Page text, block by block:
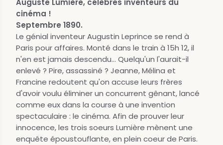
Auguste Lumière, célèbres inventeurs du
cinéma !
Septembre 1890.
Le génial inventeur Augustin Leprince se rend à
Paris pour affaires. Monté dans le train à 15h 12, il
n'en est jamais descendu... Quelqu'un l'aurait-il
enlevé ? Pire, assassiné ? Jeanne, Mélina et
Francine redoutent qu'on accuse leurs frères
d'avoir voulu éliminer un concurrent gênant, lancé
comme eux dans la course à une invention
spectaculaire : le cinéma. Afin de prouver leur
innocence, les trois soeurs Lumière mènent une
enquête époustouflante, en plein coeur de Paris.